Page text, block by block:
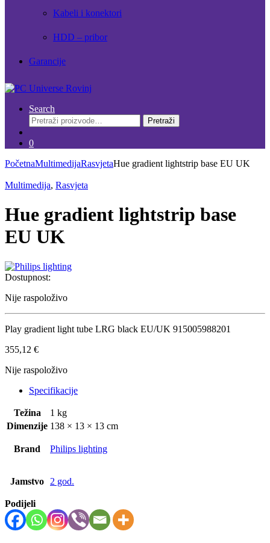
Kabeli i konektori
HDD – pribor
Garancije
Search
Pretraži:
Pretraži
0
PočetnaMultimedijaRasvjetaHue gradient lightstrip base EU UK
Multimedija, Rasvjeta
Hue gradient lightstrip base
EU UK
Dostupnost:
Nije raspoloživo
Play gradient light tube LRG black EU/UK 915005988201
355,12 €
Nije raspoloživo
Specifikacije
Težina
1 kg
Dimenzije 138 × 13 × 13 cm
Brand Philips lighting
Jamstvo 2 god.
Podijeli